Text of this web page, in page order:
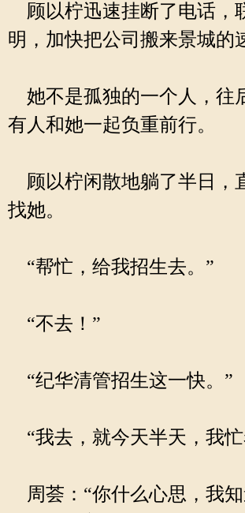
顾以柠迅速挂断了电话，
明，加快把公司搬来景城的
她不是孤独的一个人，往
有人和她一起负重前行。
顾以柠闲散地躺了半日，
找她。
“帮忙，给我招生去。”
“不去！”
“纪华清管招生这一快。”
“我去，就今天半天，我忙
周荟：“你什么心思，我